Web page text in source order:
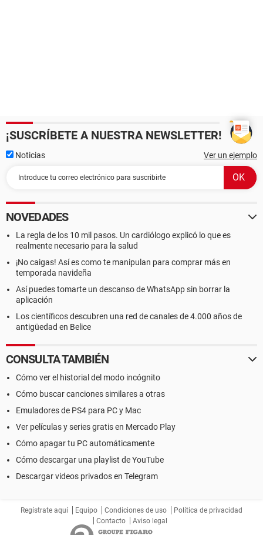
¡SUSCRÍBETE A NUESTRA NEWSLETTER!
Noticias Ver un ejemplo
NOVEDADES
La regla de los 10 mil pasos. Un cardiólogo explicó lo que es
realmente necesario para la salud
¡No caigas! Así es como te manipulan para comprar más en
temporada navideña
Así puedes tomarte un descanso de WhatsApp sin borrar la
aplicación
Los científicos descubren una red de canales de 4.000 años de
antigüedad en Belice
CONSULTA TAMBIÉN
Cómo ver el historial del modo incógnito
Cómo buscar canciones similares a otras
Emuladores de PS4 para PC y Mac
Ver películas y series gratis en Mercado Play
Cómo apagar tu PC automáticamente
Cómo descargar una playlist de YouTube
Descargar videos privados en Telegram
Regístrate aquí Equipo Condiciones de uso
Política de privacidad
Contacto
Aviso legal